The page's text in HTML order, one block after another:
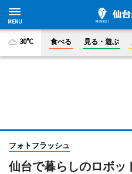
30°C 食べる 見る・遊ぶ
フォトフラッシュ
仙台で暮らしのロボッ